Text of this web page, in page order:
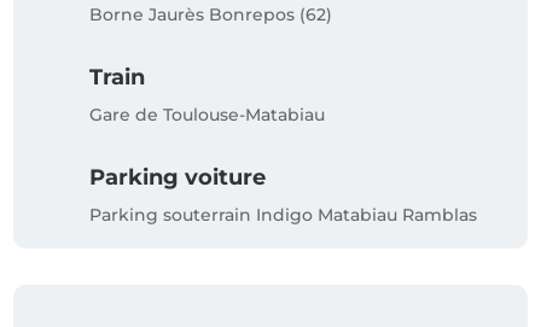
Borne Jaurès Bonrepos (62)
Train
Gare de Toulouse-Matabiau
Parking voiture
Parking souterrain Indigo Matabiau Ramblas